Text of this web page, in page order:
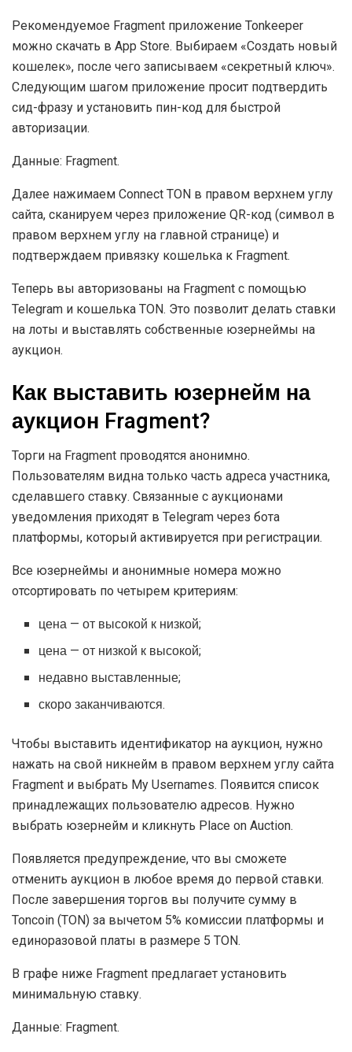
Рекомендуемое Fragment приложение Tonkeeper
можно скачать в App Store. Выбираем «Создать новый
кошелек», после чего записываем «секретный ключ».
Следующим шагом приложение просит подтвердить
сид-фразу и установить пин-код для быстрой
авторизации.
Данные: Fragment.
Далее нажимаем Connect TON в правом верхнем углу
сайта, сканируем через приложение QR-код (символ в
правом верхнем углу на главной странице) и
подтверждаем привязку кошелька к Fragment.
Теперь вы авторизованы на Fragment с помощью
Telegram и кошелька TON. Это позволит делать ставки
на лоты и выставлять собственные юзернеймы на
аукцион.
Как выставить юзернейм на
аукцион Fragment?
Торги на Fragment проводятся анонимно.
Пользователям видна только часть адреса участника,
сделавшего ставку. Связанные с аукционами
уведомления приходят в Telegram через бота
платформы, который активируется при регистрации.
Все юзернеймы и анонимные номера можно
отсортировать по четырем критериям:
цена — от высокой к низкой;
цена — от низкой к высокой;
недавно выставленные;
скоро заканчиваются.
Чтобы выставить идентификатор на аукцион, нужно
нажать на свой никнейм в правом верхнем углу сайта
Fragment и выбрать My Usernames. Появится список
принадлежащих пользователю адресов. Нужно
выбрать юзернейм и кликнуть Place on Auction.
Появляется предупреждение, что вы сможете
отменить аукцион в любое время до первой ставки.
После завершения торгов вы получите сумму в
Toncoin (TON) за вычетом 5% комиссии платформы и
единоразовой платы в размере 5 TON.
В графе ниже Fragment предлагает установить
минимальную ставку.
Данные: Fragment.